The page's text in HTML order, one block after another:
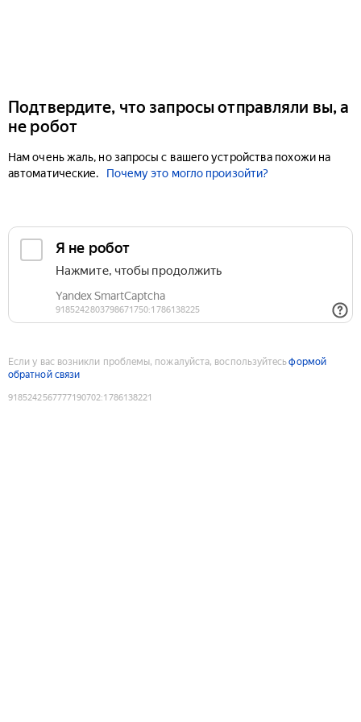
Подтвердите, что запросы отправляли вы, а
не робот
Нам очень жаль, но запросы с вашего устройства похожи на
автоматические.
Почему это могло произойти?
Если у вас возникли проблемы, пожалуйста, воспользуйтесьформой
обратной связи
9185242567777190702:1786138221